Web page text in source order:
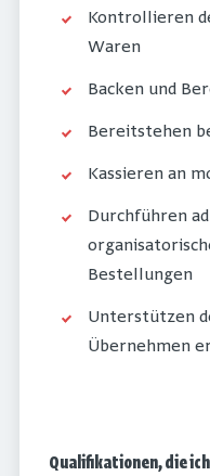
Kontrollieren
Waren
Backen und
Bereitstehen
Kassieren an
Durchführen
Bestellungen
Unterstützen
Übernehmen
Qualifikationen, die